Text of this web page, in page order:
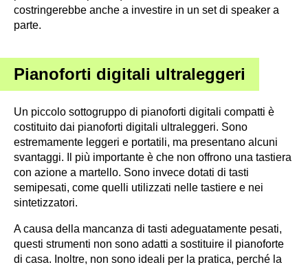
costringerebbe anche a investire in un set di speaker a
parte.
Pianoforti digitali ultraleggeri
Un piccolo sottogruppo di pianoforti digitali compatti è
costituito dai pianoforti digitali ultraleggeri. Sono
estremamente leggeri e portatili, ma presentano alcuni
svantaggi. Il più importante è che non offrono una tastiera
con azione a martello. Sono invece dotati di tasti
semipesati, come quelli utilizzati nelle tastiere e nei
sintetizzatori.
A causa della mancanza di tasti adeguatamente pesati,
questi strumenti non sono adatti a sostituire il pianoforte
di casa. Inoltre, non sono ideali per la pratica, perché la